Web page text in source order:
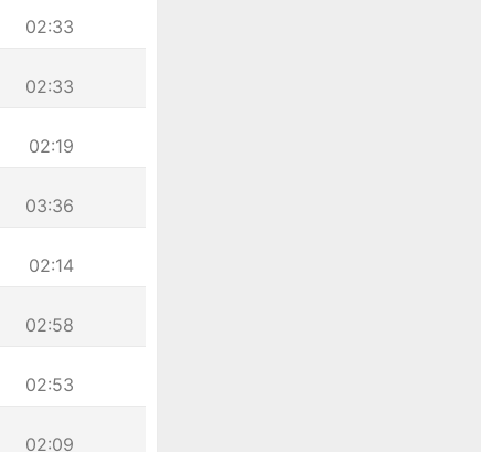
02:33
02:33
02:19
03:36
02:14
02:58
02:53
02:09